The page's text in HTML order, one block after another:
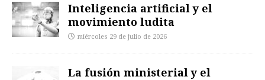
Inteligencia artificial y el
movimiento ludita
miércoles 29 de julio de 2026
La fusión ministerial y el